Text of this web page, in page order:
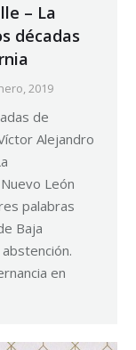
– La
décadas
2019
de
Alejandro
León
palabras
Baja
en